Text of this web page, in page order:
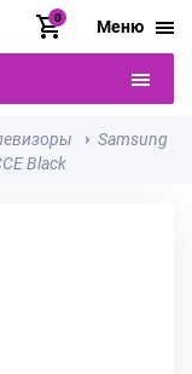
0 Меню
Samsung
Black